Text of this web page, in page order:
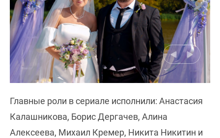
Главные роли в сериале исполнили: Анастасия
Калашникова, Борис Дергачев, Алина
Алексеева, Михаил Кремер, Никита Никитин и